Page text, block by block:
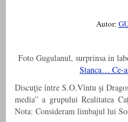
Autor:
Foto Gugulanul, surprinsa in
Stanca… Ce-
Discuţie între S.O.Vîntu şi
media” a grupului Realitatea
Nota: Consideram limbajul lui